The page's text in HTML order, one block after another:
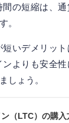
の短縮は、
。
いデメリット
よりも安全
しょう。
（LTC）の購入